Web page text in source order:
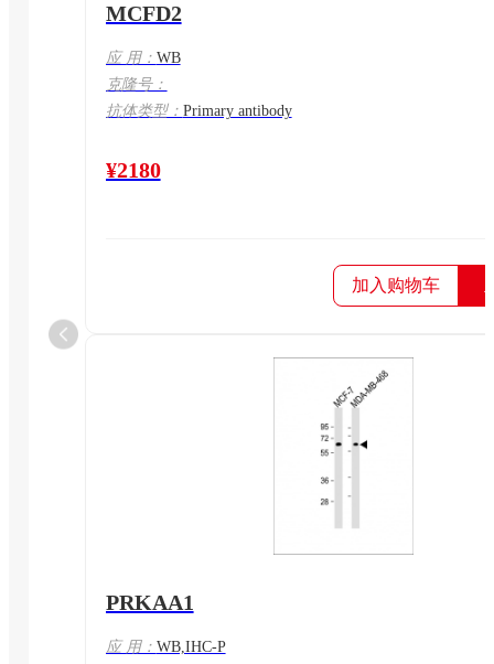
MCFD2
应 用： WB
克隆号：
抗体类型： Primary antibody
¥2180
加入购物车
PRKAA1
应 用： WB,IHC-P